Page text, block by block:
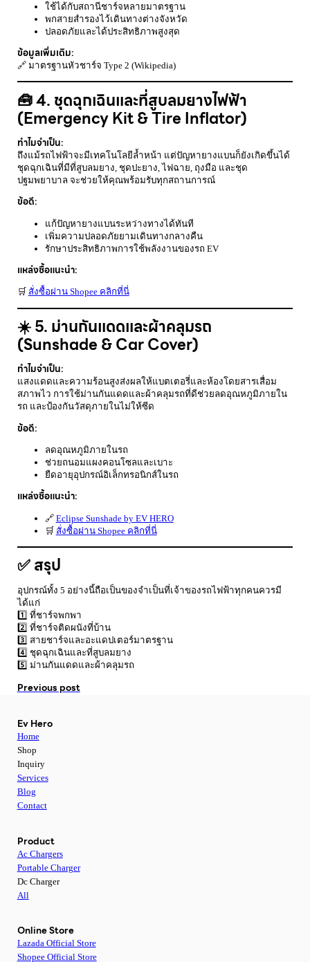
ใช้ได้กับสถานีชาร์จหลายมาตรฐาน
พกสายสำรองไว้เดินทางต่างจังหวัด
ปลอดภัยและได้ประสิทธิภาพสูงสุด
ข้อมูลเพิ่มเติม:
🔗 มาตรฐานหัวชาร์จ Type 2 (Wikipedia)
🧰 4. ชุดฉุกเฉินและที่สูบลมยางไฟฟ้า
(Emergency Kit & Tire Inflator)
ทำไมจำเป็น:
ถึงแม้รถไฟฟ้าจะมีเทคโนโลยีล้ำหน้า แต่ปัญหายางแบนก็ยังเกิดขึ้นได้
ชุดฉุกเฉินที่มีที่สูบลมยาง, ชุดปะยาง, ไฟฉาย, ถุงมือ และชุด
ปฐมพยาบาล จะช่วยให้คุณพร้อมรับทุกสถานการณ์
ข้อดี:
แก้ปัญหายางแบนระหว่างทางได้ทันที
เพิ่มความปลอดภัยยามเดินทางกลางคืน
รักษาประสิทธิภาพการใช้พลังงานของรถ EV
แหล่งซื้อแนะนำ:
🛒 สั่งซื้อผ่าน Shopee คลิกที่นี่
☀️ 5. ม่านกันแดดและผ้าคลุมรถ
(Sunshade & Car Cover)
ทำไมจำเป็น:
แสงแดดและความร้อนสูงส่งผลให้แบตเตอรี่และห้องโดยสารเสื่อม
สภาพไว การใช้ม่านกันแดดและผ้าคลุมรถที่ดีช่วยลดอุณหภูมิภายใน
รถ และป้องกันวัสดุภายในไม่ให้ซีด
ข้อดี:
ลดอุณหภูมิภายในรถ
ช่วยถนอมแผงคอนโซลและเบาะ
ยืดอายุอุปกรณ์อิเล็กทรอนิกส์ในรถ
แหล่งซื้อแนะนำ:
🔗 Eclipse Sunshade by EV HERO
🛒 สั่งซื้อผ่าน Shopee คลิกที่นี่
✅ สรุป
อุปกรณ์ทั้ง 5 อย่างนี้ถือเป็นของจำเป็นที่เจ้าของรถไฟฟ้าทุกคนควรมี
ได้แก่
1️⃣ ที่ชาร์จพกพา
2️⃣ ที่ชาร์จติดผนังที่บ้าน
3️⃣ สายชาร์จและอะแดปเตอร์มาตรฐาน
4️⃣ ชุดฉุกเฉินและที่สูบลมยาง
5️⃣ ม่านกันแดดและผ้าคลุมรถ
Previous post
Ev Hero
Home
Shop
Inquiry
Services
Blog
Contact
Product
Ac Chargers
Portable Charger
Dc Charger
All
Online Store
Lazada Official Store
Shopee Official Store